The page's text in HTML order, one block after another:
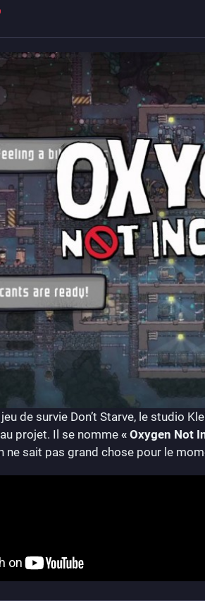
de survie Don’t Starve, le studio
projet. Il se nomme « Oxygen Not
sait pas grand chose pour le